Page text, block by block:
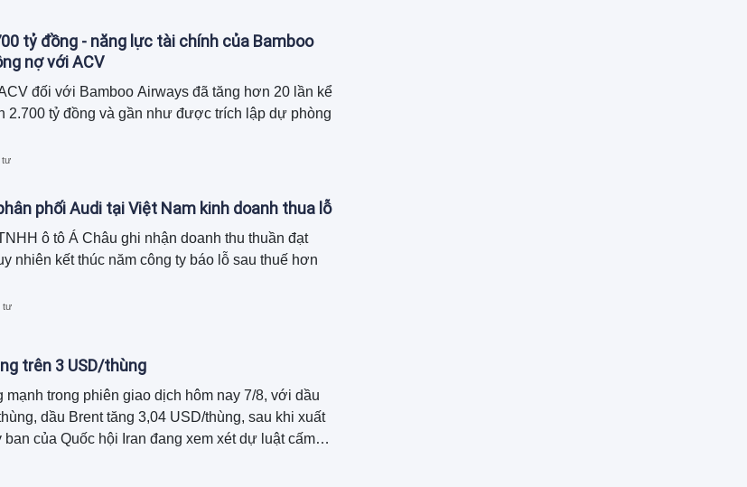
tỷ đồng - năng lực tài chính của Bamboo
nợ với ACV
đối với Bamboo Airways đã tăng hơn 20 lần kể
2.700 tỷ đồng và gần như được trích lập dự phòng
tư
phối Audi tại Việt Nam kinh doanh thua lỗ
ô tô Á Châu ghi nhận doanh thu thuần đạt
nhiên kết thúc năm công ty báo lỗ sau thuế hơn
tư
trên 3 USD/thùng
mạnh trong phiên giao dịch hôm nay 7/8, với dầu
dầu Brent tăng 3,04 USD/thùng, sau khi xuất
ban của Quốc hội Iran đang xem xét dự luật cấm
qua eo biển Hormuz. Ngược lại, giá xăng dầu